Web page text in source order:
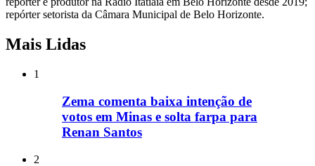
repórter setorista da Câmara Municipal de Belo Horizonte.
Mais Lidas
1
Zema comenta baixa intenção de
votos em Minas e solta farpa para
Renan Santos
2